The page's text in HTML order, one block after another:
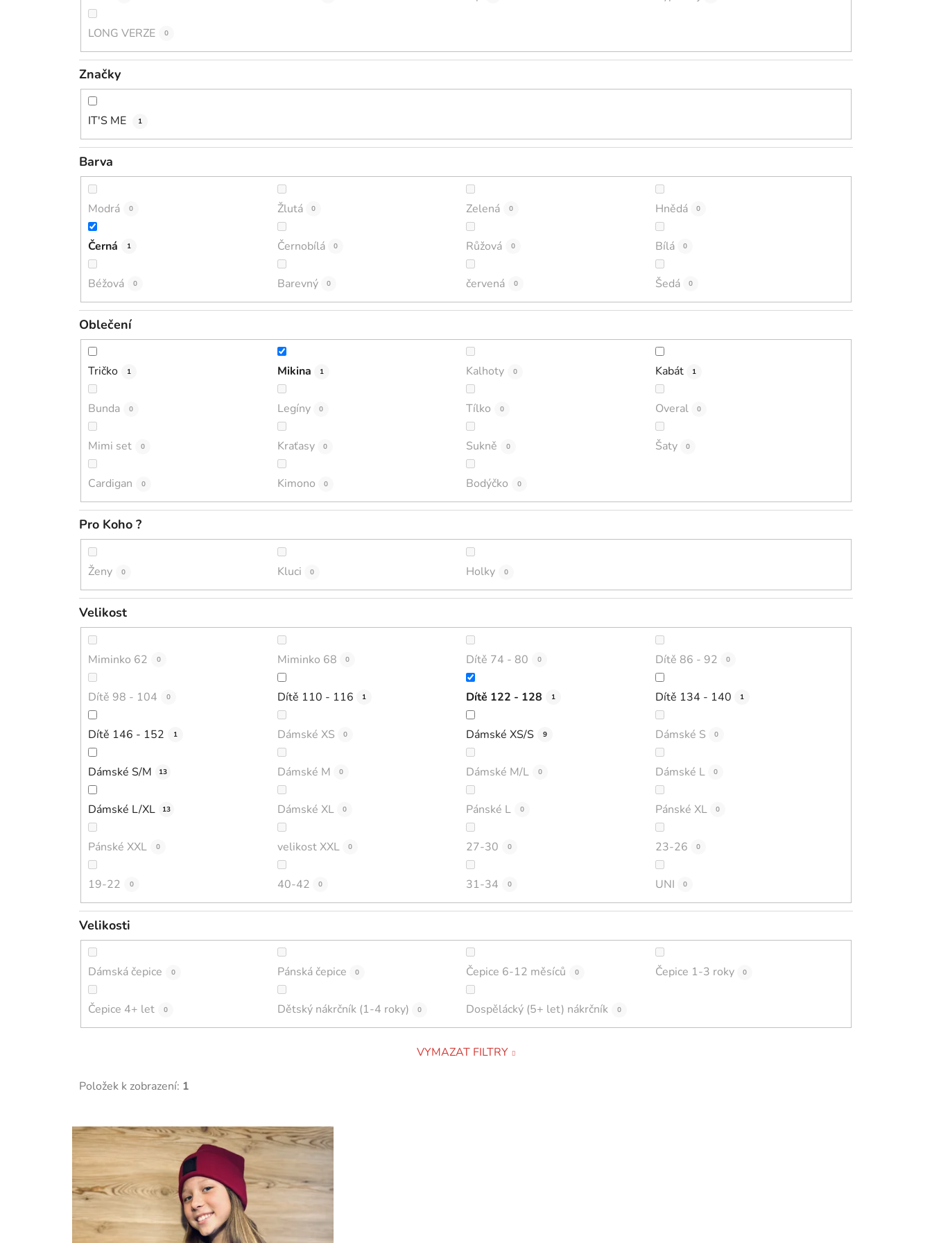
LONG VERZE 0
Značky
IT'S ME 1
Barva
Modrá 0 Žlutá 0 Zelená 0 Hnědá 0
Černá 1 Černobílá 0 Růžová 0 Bílá 0
Béžová 0 Barevný 0 červená 0 Šedá 0
Oblečení
Tričko 1 Mikina 1 Kalhoty 0 Kabát 1
Bunda 0 Legíny 0 Tílko 0 Overal 0
Mimi set 0 Kraťasy 0 Sukně 0 Šaty 0
Cardigan 0 Kimono 0 Bodýčko 0
Pro Koho ?
Ženy 0 Kluci 0 Holky 0
Velikost
Miminko 62 0 Miminko 68 0 Dítě 74 - 80 0 Dítě 86 - 92 0
Dítě 98 - 104 0 Dítě 110 - 116 1 Dítě 122 - 128 1 Dítě 134 - 140 1
Dítě 146 - 152 1 Dámské XS 0 Dámské XS/S 9 Dámské S 0
Dámské S/M 13 Dámské M 0 Dámské M/L 0 Dámské L 0
Dámské L/XL 13 Dámské XL 0 Pánské L 0 Pánské XL 0
Pánské XXL 0 velikost XXL 0 27-30 0 23-26 0
19-22 0 40-42 0 31-34 0 UNI 0
Velikosti
Dámská čepice 0 Pánská čepice 0 Čepice 6-12 měsíců 0 Čepice 1-3 roky 0
Čepice 4+ let 0 Dětský nákrčník (1-4 roky) 0 Dospělácký (5+ let) nákrčník 0
VYMAZAT FILTRY
Položek k zobrazení: 1
V
ý
p
i
s
p